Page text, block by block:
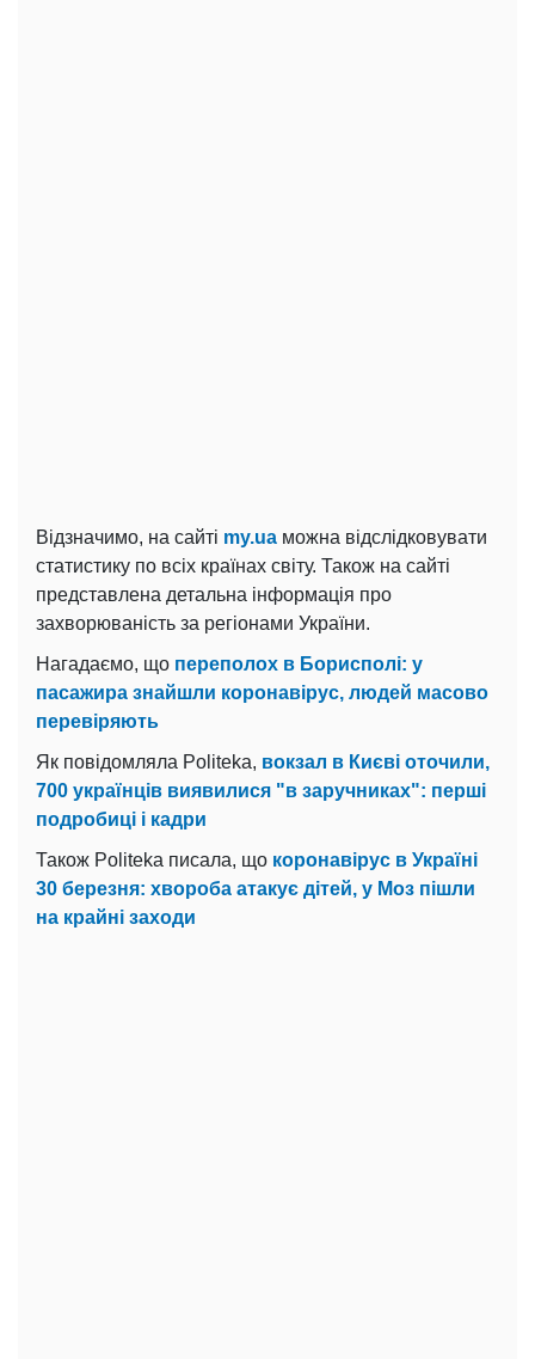
Відзначимо, на сайті my.ua можна відслідковувати
статистику по всіх країнах світу. Також на сайті
представлена детальна інформація про
захворюваність за регіонами України.
Нагадаємо, що переполох в Борисполі: у
пасажира знайшли коронавірус, людей масово
перевіряють
Як повідомляла Politeka, вокзал в Києві оточили,
700 українців виявилися "в заручниках": перші
подробиці і кадри
Також Politeka писала, що коронавірус в Україні
30 березня: хвороба атакує дітей, у Моз пішли
на крайні заходи